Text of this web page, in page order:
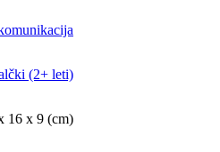
(2+ leti)
16 x 9 (cm)